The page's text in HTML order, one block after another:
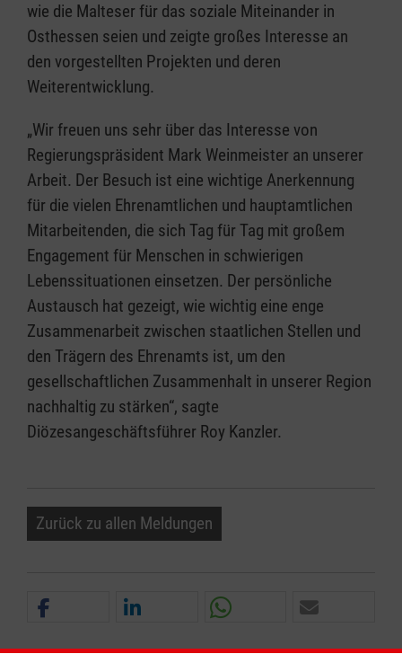
wie die Malteser für das soziale Miteinander in
Osthessen seien und zeigte großes Interesse an
den vorgestellten Projekten und deren
Weiterentwicklung.
„Wir freuen uns sehr über das Interesse von
Regierungspräsident Mark Weinmeister an unserer
Arbeit. Der Besuch ist eine wichtige Anerkennung
für die vielen Ehrenamtlichen und hauptamtlichen
Mitarbeitenden, die sich Tag für Tag mit großem
Engagement für Menschen in schwierigen
Lebenssituationen einsetzen. Der persönliche
Austausch hat gezeigt, wie wichtig eine enge
Zusammenarbeit zwischen staatlichen Stellen und
den Trägern des Ehrenamts ist, um den
gesellschaftlichen Zusammenhalt in unserer Region
nachhaltig zu stärken“, sagte
Diözesangeschäftsführer Roy Kanzler.
Zurück zu allen Meldungen